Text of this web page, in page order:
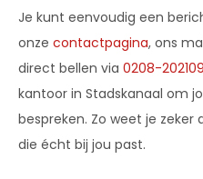
Je kunt eenvoudig een
onze contactpagina, ons
direct bellen via 0208-202109
kantoor in Stadskanaal om
bespreken. Zo weet je zeker
die écht bij jou past.